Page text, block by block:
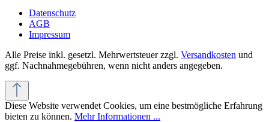
Datenschutz
AGB
Impressum
Alle Preise inkl. gesetzl. Mehrwertsteuer zzgl. Versandkosten und
ggf. Nachnahmegebühren, wenn nicht anders angegeben.
Diese Website verwendet Cookies, um eine bestmögliche Erfahrung
bieten zu können. Mehr Informationen ...